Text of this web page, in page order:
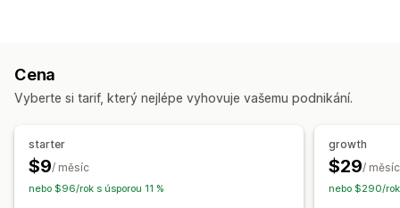
Cena
Vyberte si tarif, který nejlépe vyhovuje vašemu podnikání.
starter
$9/ měsíc
nebo $96/rok s úsporou 11 %
growth
$29/ měsíc
nebo $290/rok